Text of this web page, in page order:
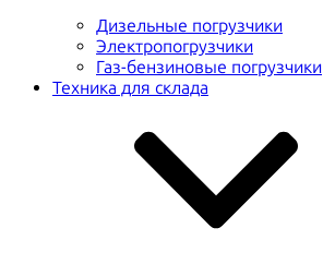
Дизельные погрузчики
Электропогрузчики
Газ-бензиновые погрузчики
Техника для склада